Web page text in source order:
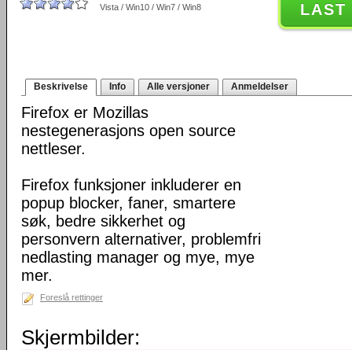
Vista / Win10 / Win7 / Win8 LAST
Beskrivelse Info Alle versjoner Anmeldelser
Firefox er Mozillas
nestegenerasjons open source
nettleser.
Firefox funksjoner inkluderer en
popup blocker, faner, smartere
søk, bedre sikkerhet og
personvern alternativer, problemfri
nedlasting manager og mye, mye
mer.
Foreslå rettinger
Skjermbilder: